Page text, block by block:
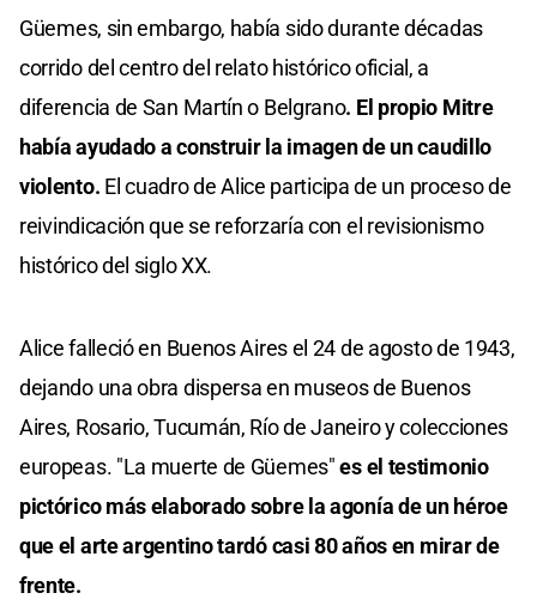
Güemes, sin embargo, había sido durante décadas
corrido del centro del relato histórico oficial, a
diferencia de San Martín o Belgrano. El propio Mitre
había ayudado a construir la imagen de un caudillo
violento. El cuadro de Alice participa de un proceso de
reivindicación que se reforzaría con el revisionismo
histórico del siglo XX.
Alice falleció en Buenos Aires el 24 de agosto de 1943,
dejando una obra dispersa en museos de Buenos
Aires, Rosario, Tucumán, Río de Janeiro y colecciones
europeas. "La muerte de Güemes"es el testimonio
pictórico más elaborado sobre la agonía de un héroe
que el arte argentino tardó casi 80 años en mirar de
frente.